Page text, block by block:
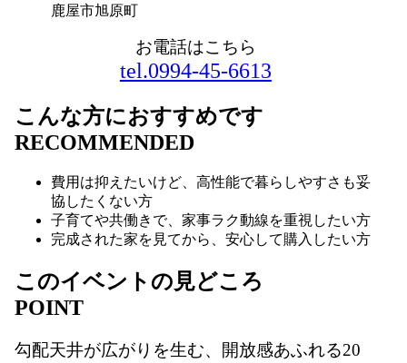
鹿屋市旭原町
お電話はこちら
tel.0994-45-6613
こんな方におすすめです
RECOMMENDED
費用は抑えたいけど、高性能で暮らしやすさも妥
協したくない方
子育てや共働きで、家事ラク動線を重視したい方
完成された家を見てから、安心して購入したい方
このイベントの見どころ
POINT
勾配天井が広がりを生む、開放感あふれる20